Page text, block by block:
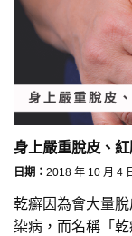
身上嚴重脫皮、
日期： 2018 年 10 月 4
乾癬因為會大量
染病，而名稱「